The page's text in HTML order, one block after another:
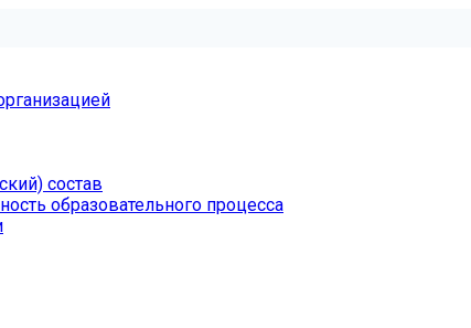
состав
образовательного процесса